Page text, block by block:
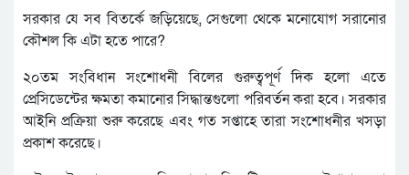
সরকার যে সব বিতর্কে জড়িয়েছে, সেগুলো থেকে মনোযোগ সরানোর
কৌশল কি এটা হতে পারে?
২০তম সংবিধান সংশোধনী বিলের গুরুত্বপূর্ণ দিক হলো এতে
প্রেসিডেন্টের ক্ষমতা কমানোর সিদ্ধান্তগুলো পরিবর্তন করা হবে। সরকার
আইনি প্রক্রিয়া শুরু করেছে এবং গত সপ্তাহে তারা সংশোধনীর খসড়া
প্রকাশ করেছে।